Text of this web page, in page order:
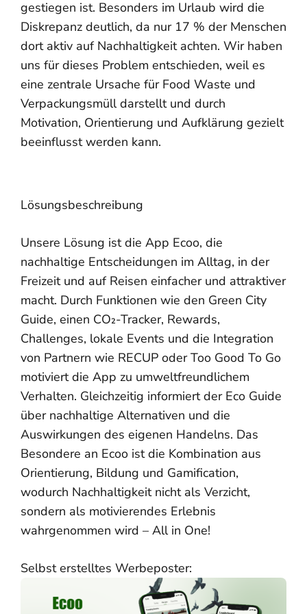
gestiegen ist. Besonders im Urlaub wird die
Diskrepanz deutlich, da nur 17 % der Menschen
dort aktiv auf Nachhaltigkeit achten. Wir haben
uns für dieses Problem entschieden, weil es
eine zentrale Ursache für Food Waste und
Verpackungsmüll darstellt und durch
Motivation, Orientierung und Aufklärung gezielt
beeinflusst werden kann.
Lösungsbeschreibung
Unsere Lösung ist die App Ecoo, die
nachhaltige Entscheidungen im Alltag, in der
Freizeit und auf Reisen einfacher und attraktiver
macht. Durch Funktionen wie den Green City
Guide, einen CO₂-Tracker, Rewards,
Challenges, lokale Events und die Integration
von Partnern wie RECUP oder Too Good To Go
motiviert die App zu umweltfreundlichem
Verhalten. Gleichzeitig informiert der Eco Guide
über nachhaltige Alternativen und die
Auswirkungen des eigenen Handelns. Das
Besondere an Ecoo ist die Kombination aus
Orientierung, Bildung und Gamification,
wodurch Nachhaltigkeit nicht als Verzicht,
sondern als motivierendes Erlebnis
wahrgenommen wird – All in One!
Selbst erstelltes Werbeposter: